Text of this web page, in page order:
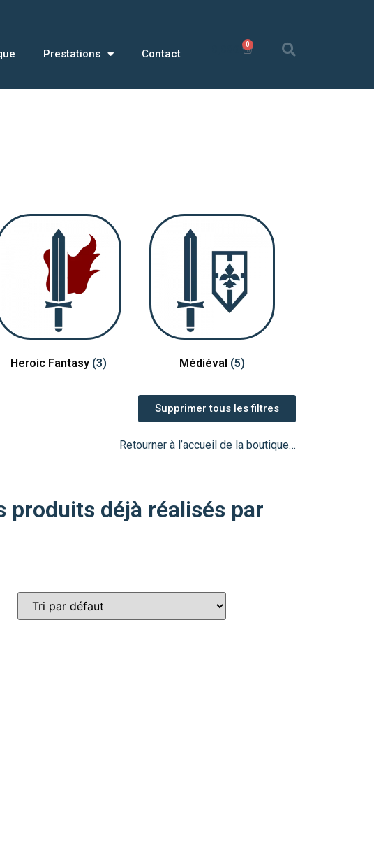
Prestations Contact
0
Heroic Fantasy (3) Médiéval (5)
Supprimer tous les filtres
Retourner à l’accueil de la boutique…
déjà réalisés par